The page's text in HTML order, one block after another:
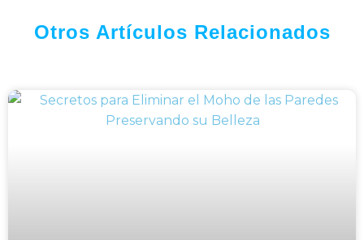
Otros Artículos Relacionados